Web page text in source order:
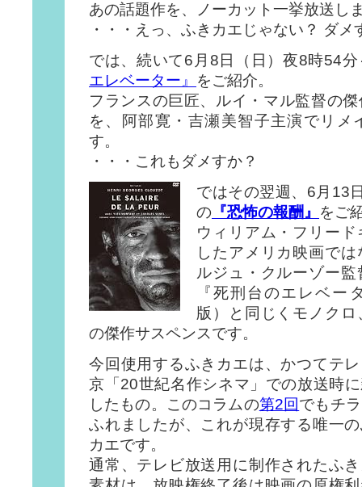
あの話題作を、ノーカット一挙放送し
・・・えっ、ふきカエじゃない？ ダメ
では、続いて6月8日（日）夜8時54
エレベーター』 をご紹介。
フランスの巨匠、ルイ・マル監督の
を、阿部寛・吉瀬美智子主演でリメ
す。
・・・これもダメすか？
ではその翌週、6月13
の 『恐怖の報酬』 をご
ウィリアム・フリー
したアメリカ映画で
ルジュ・クルーゾー
『死刑台のエレベー
版）と同じくモノク
の傑作サスペンスです。
今回使用するふきカエは、かつてテ
京「20世紀名作シネマ」での放送時
したもの。このコラムの第2回でもチ
ふれましたが、これが現存する唯一
カエです。
通常、テレビ放送用に制作されたふ